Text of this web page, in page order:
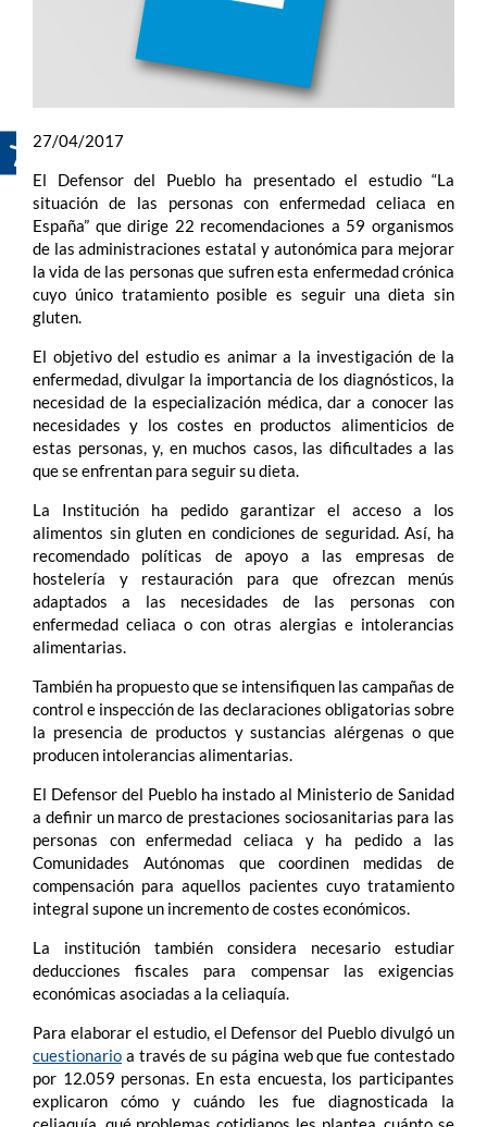
27/04/2017
El Defensor del Pueblo ha presentado el estudio “La
situación de las personas con enfermedad celiaca en
España” que dirige 22 recomendaciones a 59 organismos
de las administraciones estatal y autonómica para mejorar
la vida de las personas que sufren esta enfermedad crónica
cuyo único tratamiento posible es seguir una dieta sin
gluten.
El objetivo del estudio es animar a la investigación de la
enfermedad, divulgar la importancia de los diagnósticos, la
necesidad de la especialización médica, dar a conocer las
necesidades y los costes en productos alimenticios de
estas personas, y, en muchos casos, las dificultades a las
que se enfrentan para seguir su dieta.
La Institución ha pedido garantizar el acceso a los
alimentos sin gluten en condiciones de seguridad. Así, ha
recomendado políticas de apoyo a las empresas de
hostelería y restauración para que ofrezcan menús
adaptados a las necesidades de las personas con
enfermedad celiaca o con otras alergias e intolerancias
alimentarias.
También ha propuesto que se intensifiquen las campañas de
control e inspección de las declaraciones obligatorias sobre
la presencia de productos y sustancias alérgenas o que
producen intolerancias alimentarias.
El Defensor del Pueblo ha instado al Ministerio de Sanidad
a definir un marco de prestaciones sociosanitarias para las
personas con enfermedad celiaca y ha pedido a las
Comunidades Autónomas que coordinen medidas de
compensación para aquellos pacientes cuyo tratamiento
integral supone un incremento de costes económicos.
La institución también considera necesario estudiar
deducciones fiscales para compensar las exigencias
económicas asociadas a la celiaquía.
Para elaborar el estudio, el Defensor del Pueblo divulgó un
cuestionario a través de su página web que fue contestado
por 12.059 personas. En esta encuesta, los participantes
explicaron cómo y cuándo les fue diagnosticada la